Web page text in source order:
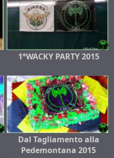
1°WACKY PARTY 2015
Dal Tagliamento alla
Pedemontana 2015